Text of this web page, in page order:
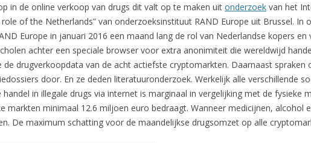
in de online verkoop van drugs dit valt op te maken uit onderzoek van het
of the Netherlands” van onderzoeksinstituut RAND Europe uit Brussel. In
Europe in januari 2016 een maand lang de rol van Nederlandse kopers
achter een speciale browser voor extra anonimiteit die wereldwijd
de drugverkoopdata van de acht actiefste cryptomarkten. Daarnaast spraken
door. En ze deden literatuuronderzoek. Werkelijk alle verschillende
in illegale drugs via internet is marginaal in vergelijking met de fysieke
markten minimaal 12.6 miljoen euro bedraagt. Wanneer medicijnen, alcohol
De maximum schatting voor de maandelijkse drugsomzet op alle